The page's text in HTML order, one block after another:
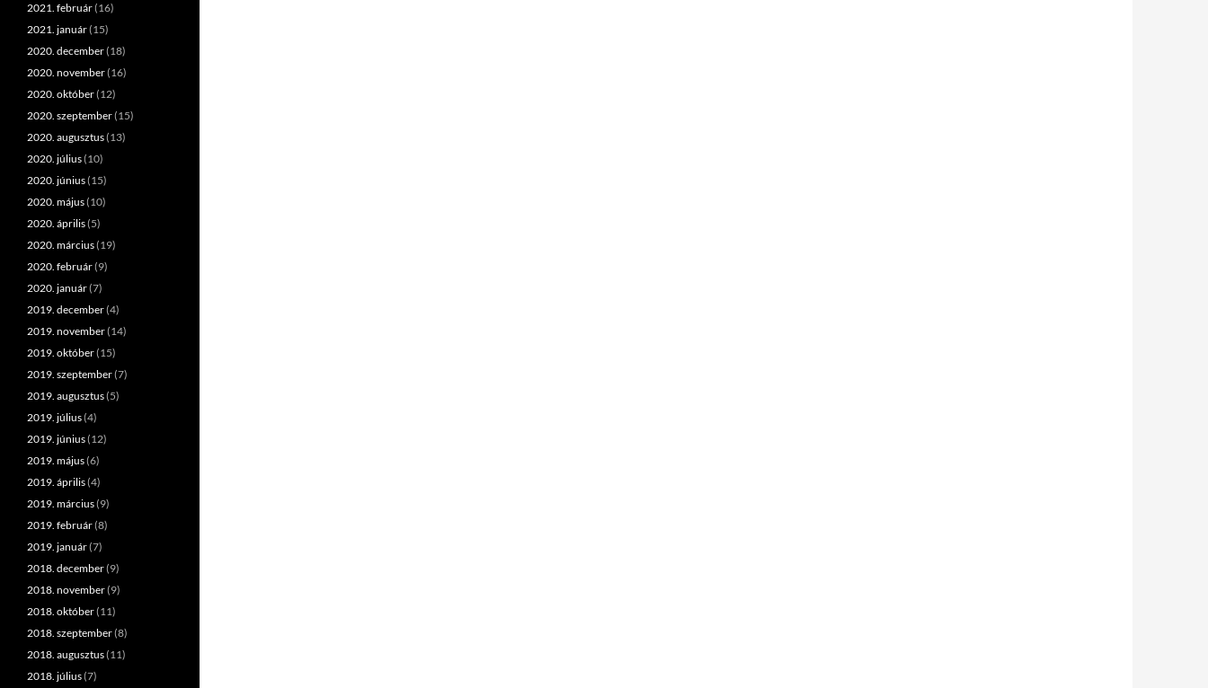
2021. február(16)
2021. január(15)
2020. december(18)
2020. november(16)
2020. október(12)
2020. szeptember(15)
2020. augusztus(13)
2020. július(10)
2020. június(15)
2020. május(10)
2020. április(5)
2020. március(19)
2020. február(9)
2020. január(7)
2019. december(4)
2019. november(14)
2019. október(15)
2019. szeptember(7)
2019. augusztus(5)
2019. július(4)
2019. június(12)
2019. május(6)
2019. április(4)
2019. március(9)
2019. február(8)
2019. január(7)
2018. december(9)
2018. november(9)
2018. október(11)
2018. szeptember(8)
2018. augusztus(11)
2018. július(7)